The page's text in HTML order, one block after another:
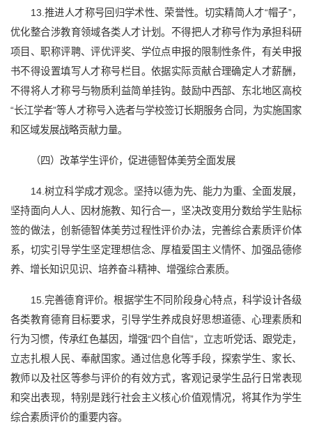
13.推进人才称号回归学术性、荣誉性。切实精简人才“帽子”，
优化整合涉教育领域各类人才计划。不得把人才称号作为承担科研
项目、职称评聘、评优评奖、学位点申报的限制性条件，有关申报
书不得设置填写人才称号栏目。依据实际贡献合理确定人才薪酬，
不得将人才称号与物质利益简单挂钩。鼓励中西部、东北地区高校
“长江学者”等人才称号入选者与学校签订长期服务合同，为实施国家
和区域发展战略贡献力量。
（四）改革学生评价，促进德智体美劳全面发展
14.树立科学成才观念。坚持以德为先、能力为重、全面发展，
坚持面向人人、因材施教、知行合一，坚决改变用分数给学生贴标
签的做法，创新德智体美劳过程性评价办法，完善综合素质评价体
系，切实引导学生坚定理想信念、厚植爱国主义情怀、加强品德修
养、增长知识见识、培养奋斗精神、增强综合素质。
15.完善德育评价。根据学生不同阶段身心特点，科学设计各级
各类教育德育目标要求，引导学生养成良好思想道德、心理素质和
行为习惯，传承红色基因，增强“四个自信”，立志听党话、跟党走，
立志扎根人民、奉献国家。通过信息化等手段，探索学生、家长、
教师以及社区等参与评价的有效方式，客观记录学生品行日常表现
和突出表现，特别是践行社会主义核心价值观情况，将其作为学生
综合素质评价的重要内容。